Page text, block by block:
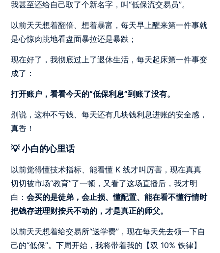
我甚至还给自己取了个新名字，叫“低保流交易员”。
以前天天想着翻倍、想着暴富，每天早上醒来第一件事就
是心惊肉跳地看盘面暴拉还是暴跌；
现在好了，我彻底过上了退休生活，每天起床第一件事变
成了：
打开账户，看看今天的“低保利息”到账了没有。
别说，这种不亏钱、每天还有几块钱利息进账的安全感，
真香！
💡 小白的心里话
以前觉得懂技术指标、能看懂 K 线才叫厉害，现在真真
切切被市场“教育”了一顿，又看了这场直播后，我才明
白：会买的是徒弟，会止损、懂配置、能在看不懂行情时
把钱存进理财按兵不动的，才是真正的师父。
以前天天想着给交易所“送学费”，现在每天先去领一下自
己的“低保”。下周开始，我将带着我的【双 10% 铁律】